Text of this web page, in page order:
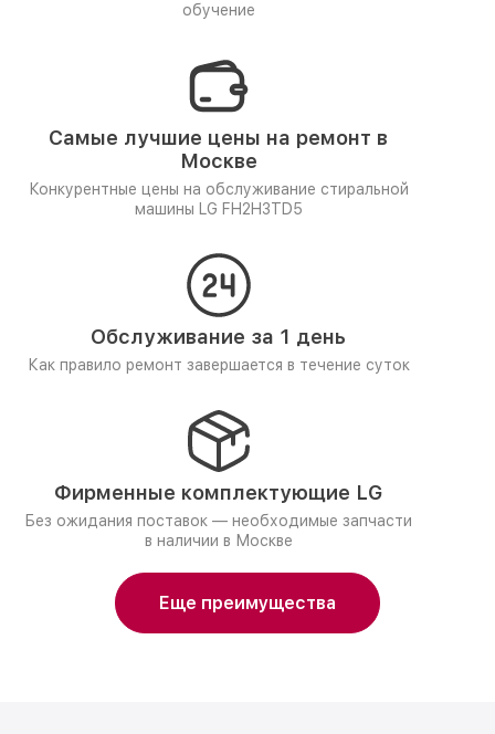
обучение
Самые лучшие цены на ремонт в
Москве
Конкурентные цены на обслуживание стиральной
машины LG FH2H3TD5
Обслуживание за 1 день
Как правило ремонт завершается в течение суток
Фирменные комплектующие LG
Без ожидания поставок — необходимые запчасти
в наличии в Москве
Еще преимущества